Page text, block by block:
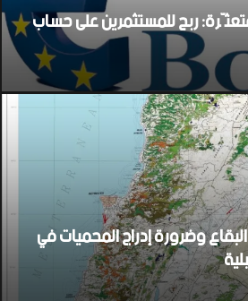
ربح للمستثمرين على حساب
وضرورة إدراج المحميات في